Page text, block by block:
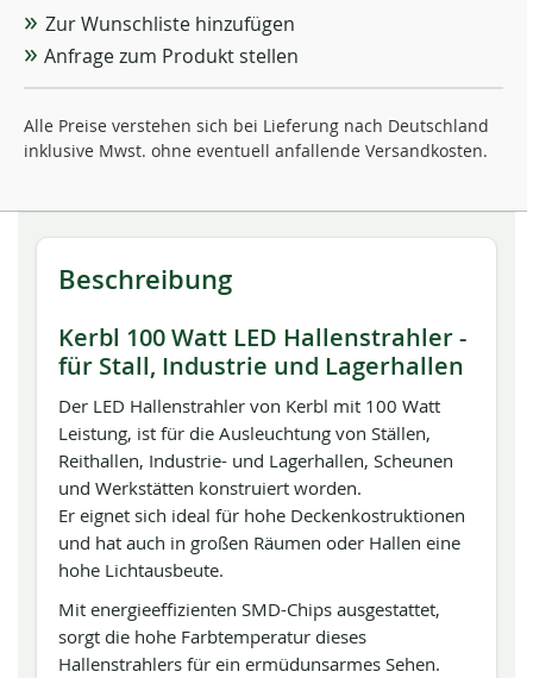
Zur Wunschliste hinzufügen
Anfrage zum Produkt stellen
Alle Preise verstehen sich bei Lieferung nach Deutschland
inklusive Mwst. ohne eventuell anfallende Versandkosten.
Beschreibung
Kerbl 100 Watt LED Hallenstrahler -
für Stall, Industrie und Lagerhallen
Der LED Hallenstrahler von Kerbl mit 100 Watt
Leistung, ist für die Ausleuchtung von Ställen,
Reithallen, Industrie- und Lagerhallen, Scheunen
und Werkstätten konstruiert worden.
Er eignet sich ideal für hohe Deckenkostruktionen
und hat auch in großen Räumen oder Hallen eine
hohe Lichtausbeute.
Mit energieeffizienten SMD-Chips ausgestattet,
sorgt die hohe Farbtemperatur dieses
Hallenstrahlers für ein ermüdunsarmes Sehen.